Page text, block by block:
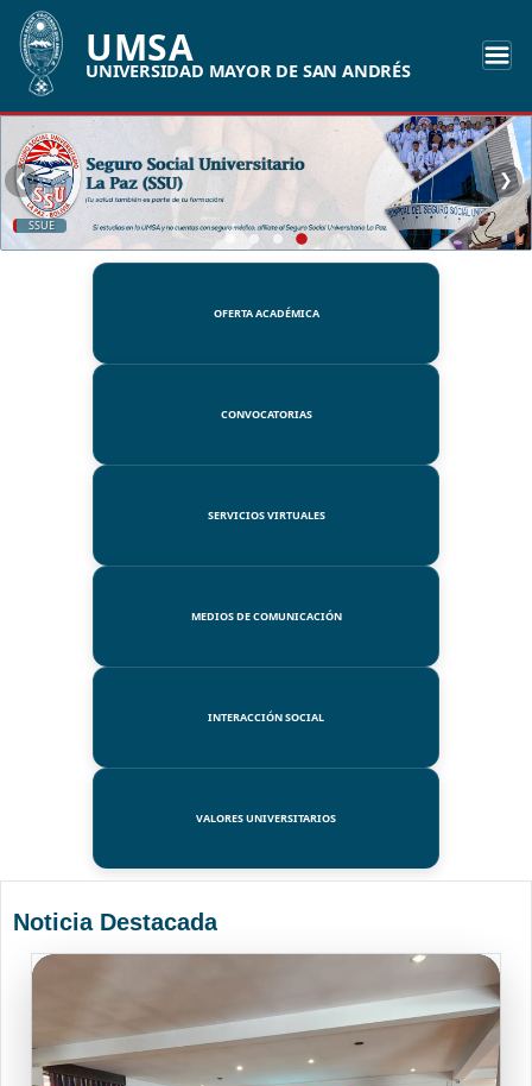
UMSA
UNIVERSIDAD MAYOR DE SAN ANDRÉS
SSUE
❮ ❯
OFERTA ACADÉMICA
CONVOCATORIAS
SERVICIOS VIRTUALES
MEDIOS DE COMUNICACIÓN
INTERACCIÓN SOCIAL
VALORES UNIVERSITARIOS
Noticia Destacada